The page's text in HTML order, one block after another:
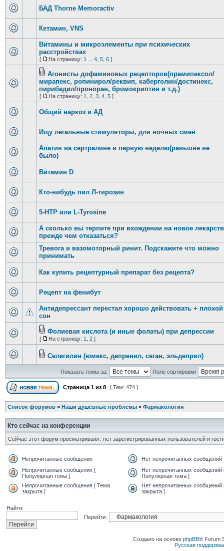
БАД Thorne Memoractiv
Кетамин, VNS
Витамины и микроэлементы при психических
расстройствах
[ На страницу: 1 4, 5, 6]
Агонисты дофаминовых рецепторов(прамипексол/
мирапекс, ропинирол/реквип, каберголин/достинекс,
пирибедил/проноран, бромокриптин и т.д.)
[ На страницу: 1 2, 3, 4, 5]
Общий наркоз и АД
Ищу легальные стимуляторы, для ночных смен
Апатия на сертралине в первую неделю(раньшне не
было)
Витамин D
Кто-нибудь пил Л-тирозин
5-HTP или L-Tyrosine
А сколько вы терпите при вхождении на новое
прежде чем отказаться?
Тревога и вазомоторный ринит. Подскажите что можно
принимать
Как купить рецептурный препарат без рецепта?
Рецепт на фенибут
Антидепрессант перестал хорошо действовать + плохой
сон
Фолиевая кислота (и иные фолаты) при депрессии
[ На страницу: 1 2]
Селегилин (юмекс, депренил, сеган, эльдеприл)
Показать темы за: Поле сортировки
Страница 1из 8 [ Тем: 474 ]
Список форумов» Наши душевные проблемы» Фармакология
Кто сейчас на конференции
Сейчас этот форум просматривают: нет зарегистрированных пользователей и
Непрочитанные сообщения
Нет непрочитанных сообщений
Непрочитанные сообщения [
Популярная тема ]
Нет непрочитанных сообщений
Популярная тема ]
Непрочитанные сообщения [ Тема
закрыта ]
Нет непрочитанных сообщений
закрыта ]
Найти:
Перейти:
Создано на основе phpBB® Forum
Русская